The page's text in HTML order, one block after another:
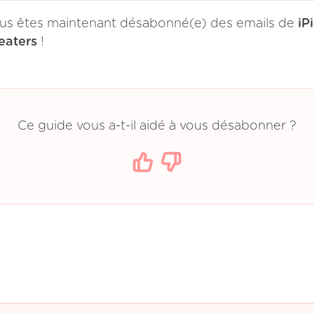
êtes maintenant désabonné(e) des emails de
!
Ce guide vous a-t-il aidé à vous désabonner ?